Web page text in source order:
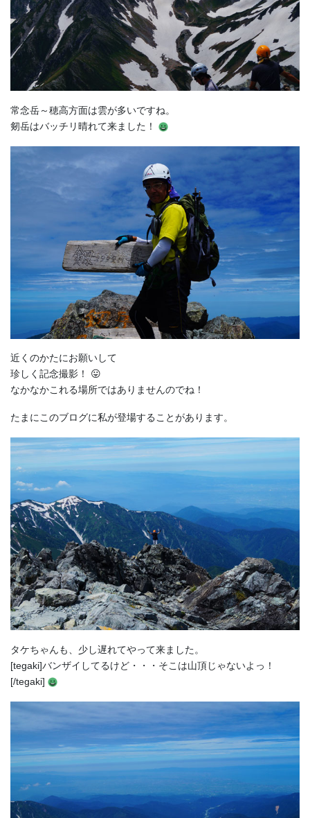
常念岳～穂高方面は雲が多いですね。
剱岳はバッチリ晴れて来ました！
近くのかたにお願いして
珍しく記念撮影！ 😛
なかなかこれる場所ではありませんのでね！
たまにこのブログに私が登場することがあります。
タケちゃんも、少し遅れてやって来ました。
[tegaki]バンザイしてるけど・・・そこは山頂じゃないよっ！
[/tegaki]